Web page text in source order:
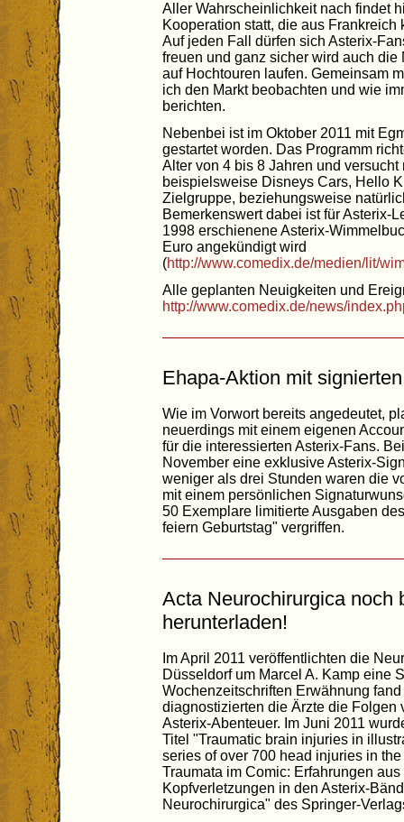
Aller Wahrscheinlichkeit nach findet
Kooperation statt, die aus
Auf jeden Fall dürfen sich Asterix-
freuen und ganz sicher wird auch
auf Hochtouren laufen. Gemeinsam
ich den Markt beobachten und wie
berichten.
Nebenbei ist im Oktober 2011 mit
gestartet worden. Das Programm
Alter von 4 bis 8 Jahren und
beispielsweise Disneys Cars, Hello
Zielgruppe, beziehungsweise
Bemerkenswert dabei ist für Asterix-
1998 erschienene Asterix-
Euro angekündigt wird
(http://www.comedix.de/medien/lit/
Alle geplanten Neuigkeiten und
http://www.comedix.de/news/
Ehapa-Aktion mit
Wie im Vorwort bereits angedeutet,
neuerdings mit einem eigenen
für die interessierten Asterix-Fans.
November eine exklusive Asterix-
weniger als drei Stunden waren die
mit einem persönlichen
50 Exemplare limitierte Ausgaben
feiern Geburtstag" vergriffen.
Acta Neurochirurgica noch
herunterladen!
Im April 2011 veröffentlichten die
Düsseldorf um Marcel A. Kamp eine
Wochenzeitschriften Erwähnung
diagnostizierten die Ärzte die
Asterix-Abenteuer. Im Juni 2011
Titel "Traumatic brain injuries in
series of over 700 head injuries in
Traumata im Comic: Erfahrungen
Kopfverletzungen in den Asterix-
Neurochirurgica" des Springer-